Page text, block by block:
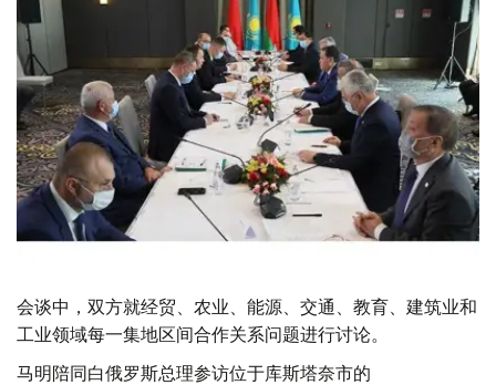
会谈中，双方就经贸、农业、能源、交通、教育、建筑业和
工业领域每一集地区间合作关系问题进行讨论。
马明陪同白俄罗斯总理参访位于库斯塔奈市的